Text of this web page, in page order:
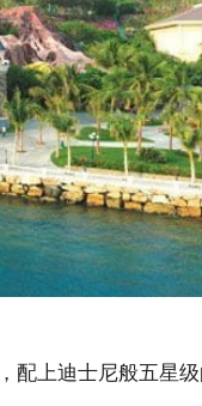
配上迪士尼般五星